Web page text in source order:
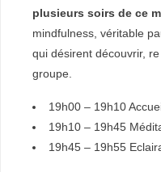
M
I
N
F
U
L
plusieurs soirs de ce
mindfulness, véritable
qui désirent découvrir,
groupe.
19h00 – 19h10
19h10 – 19h45
19h45 – 19h55